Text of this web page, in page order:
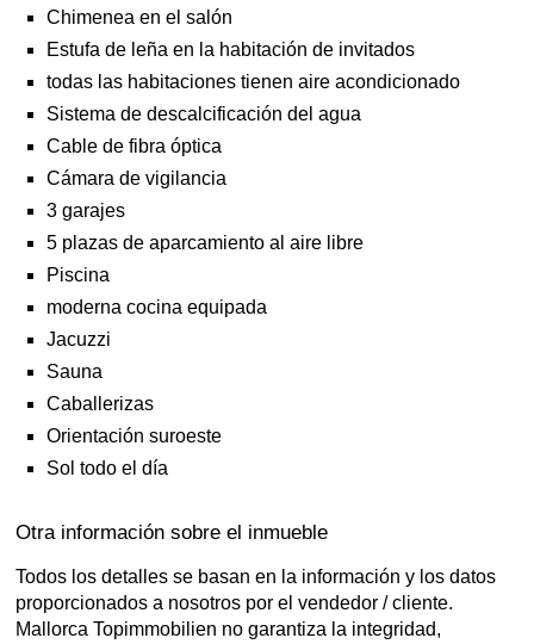
Chimenea en el salón
Estufa de leña en la habitación de invitados
todas las habitaciones tienen aire acondicionado
Sistema de descalcificación del agua
Cable de fibra óptica
Cámara de vigilancia
3 garajes
5 plazas de aparcamiento al aire libre
Piscina
moderna cocina equipada
Jacuzzi
Sauna
Caballerizas
Orientación suroeste
Sol todo el día
Otra información sobre el inmueble
Todos los detalles se basan en la información y los datos
proporcionados a nosotros por el vendedor / cliente.
Mallorca Topimmobilien no garantiza la integridad,